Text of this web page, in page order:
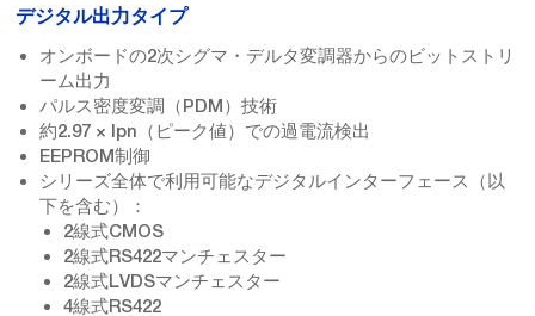
デジタル出力タイプ
オンボードの2次シグマ・デルタ変調器からのビットストリ
ーム出力
パルス密度変調（PDM）技術
約2.97 × Ipn（ピーク値）での過電流検出
EEPROM制御
シリーズ全体で利用可能なデジタルインターフェース（以
下を含む）：
2線式CMOS
2線式RS422マンチェスター
2線式LVDSマンチェスター
4線式RS422